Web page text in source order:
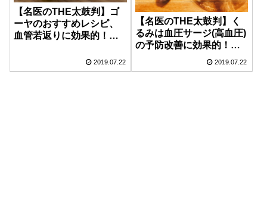
【名医のTHE太鼓判】ゴ
ーヤのおすすめレシピ、
血管若返りに効果的！栄
2019.07.22
【名医のTHE太鼓判】く
るみは血圧サージ(高血圧)
の予防改善に効果的！お
すすめレシピも紹介【7月
22日】
2019.07.22